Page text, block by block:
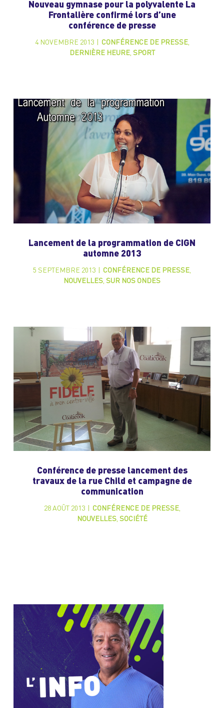
Nouveau gymnase pour la polyvalente La
Frontalière confirmé lors d’une
conférence de presse
4 NOVEMBRE 2013 CONFÉRENCE DE PRESSE,
DERNIÈRE HEURE, SPORT
Lancement de la programmation de CIGN
automne 2013
5 SEPTEMBRE 2013 CONFÉRENCE DE PRESSE
NOUVELLES SUR NOS ONDES
Conférence de presse lancement des
travaux de la rue Child et campagne de
communication
28 AOÛT 2013 CONFÉRENCE DE PRESSE,
NOUVELLES, SOCIÉTÉ